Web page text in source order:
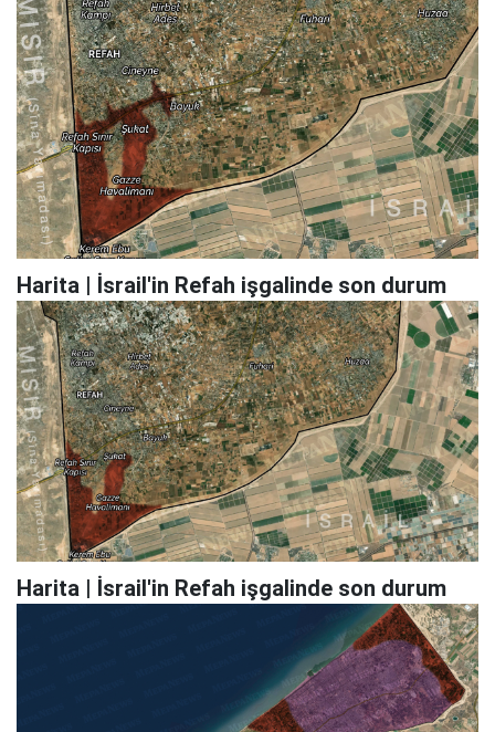
Harita | İsrail'in Refah işgalinde son durum
Harita | İsrail'in Refah işgalinde son durum